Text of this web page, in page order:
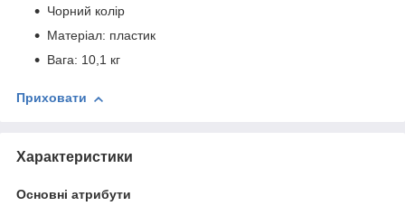
Чорний колір
Матеріал: пластик
Вага: 10,1 кг
Приховати
Характеристики
Основні атрибути